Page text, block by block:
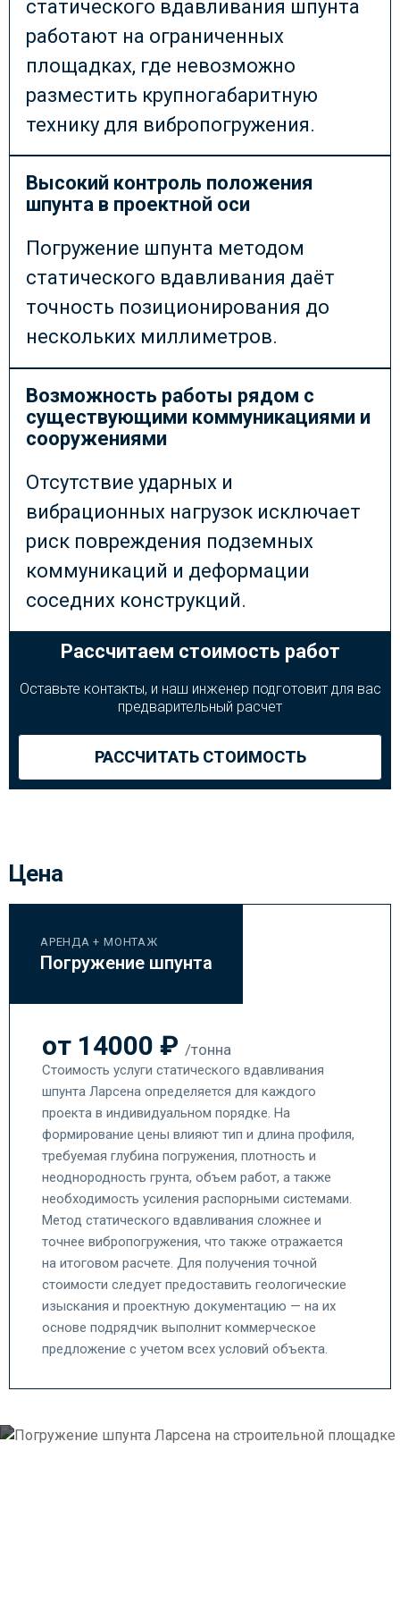
статического вдавливания шпунта
работают на ограниченных
площадках, где невозможно
разместить крупногабаритную
технику для вибропогружения.
Высокий контроль положения
шпунта в проектной оси
Погружение шпунта методом
статического вдавливания даёт
точность позиционирования до
нескольких миллиметров.
Возможность работы рядом с
существующими коммуникациями и
сооружениями
Отсутствие ударных и
вибрационных нагрузок исключает
риск повреждения подземных
коммуникаций и деформации
соседних конструкций.
Рассчитаем стоимость работ
Оставьте контакты, и наш инженер подготовит для вас
предварительный расчет
РАССЧИТАТЬ СТОИМОСТЬ
Цена
АРЕНДА + МОНТАЖ
Погружение шпунта
от 14000 ₽ /тонна
Стоимость услуги статического вдавливания
шпунта Ларсена определяется для каждого
проекта в индивидуальном порядке. На
формирование цены влияют тип и длина профиля,
требуемая глубина погружения, плотность и
неоднородность грунта, объем работ, а также
необходимость усиления распорными системами.
Метод статического вдавливания сложнее и
точнее вибропогружения, что также отражается
на итоговом расчете. Для получения точной
стоимости следует предоставить геологические
изыскания и проектную документацию — на их
основе подрядчик выполнит коммерческое
предложение с учетом всех условий объекта.